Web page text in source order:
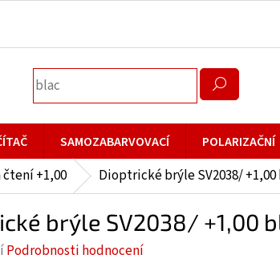
SAMOZABARVOVACÍ POLARIZAČNÍ
+1,00 Dioptrické brýle SV2038/
brýle SV2038/ +1,00
Podrobnosti hodnocení